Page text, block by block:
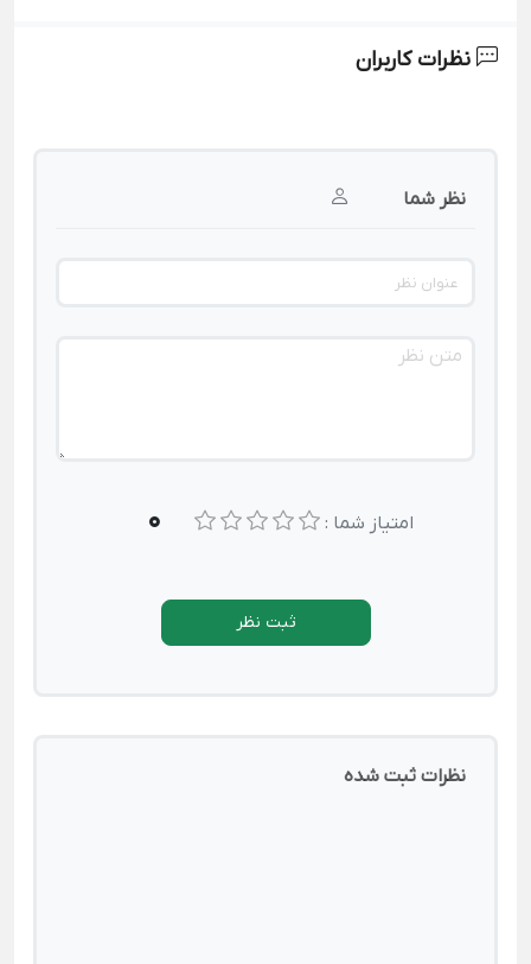
نظرات کاربران
نظر شما
امتیاز شما : 0
ثبت نظر
نظرات ثبت شده